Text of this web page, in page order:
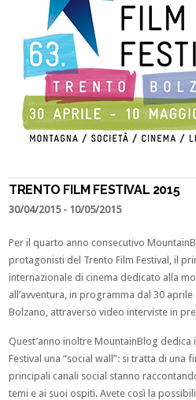
TRENTO FILM FESTIVAL 2015
30/04/2015 - 10/05/2015
Per il quarto anno consecutivo
protagonisti del Trento Film Festival, il
internazionale di cinema dedicato alla
all’avventura, in programma dal 30
Bolzano, attraverso video interviste in
Quest’anno inoltre MountainBlog dedica
Festival una “social wall”: si tratta di una
principali canali social stanno
temi e ai suoi ospiti. Avete così la